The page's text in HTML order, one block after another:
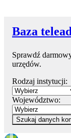
Baza
Sprawdź
urzędów.
Rodzaj instytucji:
Województwo:
Szukaj danych